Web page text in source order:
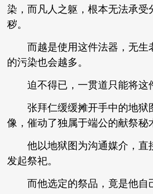
染，而凡人之躯，根本无法承受
秽。
而越是使用这件法器，无生
的污染也会越多。
迫不得已，一贯道只能将这
张拜仁缓缓摊开手中的地狱
像，催动了独属于端公的献祭秘
他以地狱图为沟通媒介，直
发起祭祀。
而他选定的祭品，竟是他自